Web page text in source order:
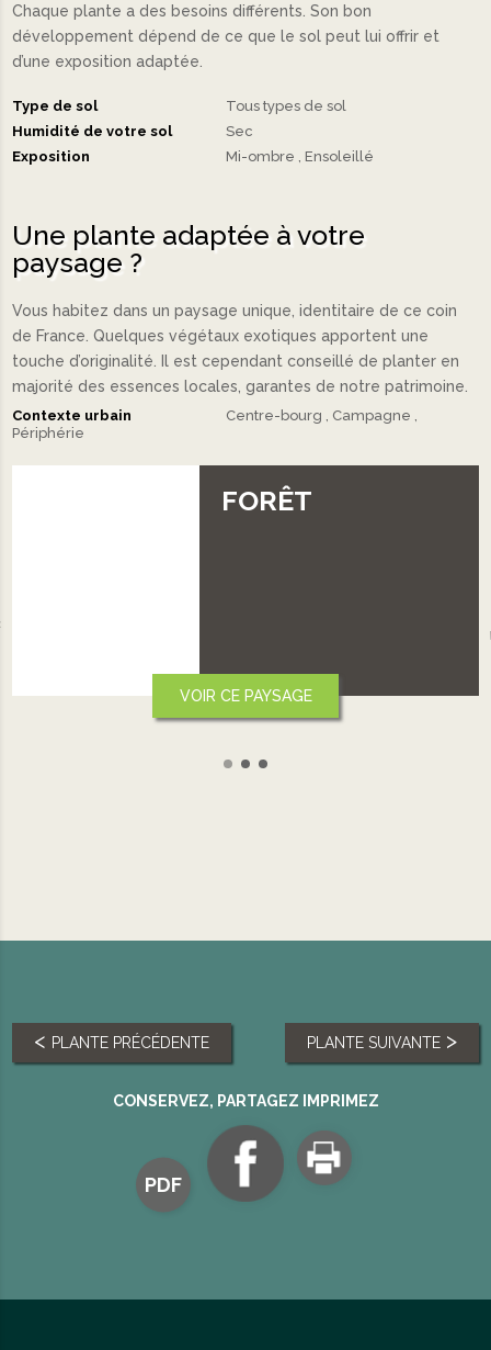
Chaque plante a des besoins différents. Son bon
développement dépend de ce que le sol peut lui offrir et
d’une exposition adaptée.
Type de sol
Tous types de sol
Humidité de votre sol
Sec
Exposition
Mi-ombre Ensoleillé
Une plante adaptée à votre
paysage ?
Vous habitez dans un paysage unique, identitaire de ce coin
de France. Quelques végétaux exotiques apportent une
touche d’originalité. Il est cependant conseillé de planter en
majorité des essences locales, garantes de notre patrimoine.
Contexte urbain Centre-bourg
Campagne
Périphérie
FORÊT
VOIR CE PAYSAGE
PLANTE PRÉCÉDENTE PLANTE SUIVANTE
CONSERVEZ, PARTAGEZ IMPRIMEZ
PDF